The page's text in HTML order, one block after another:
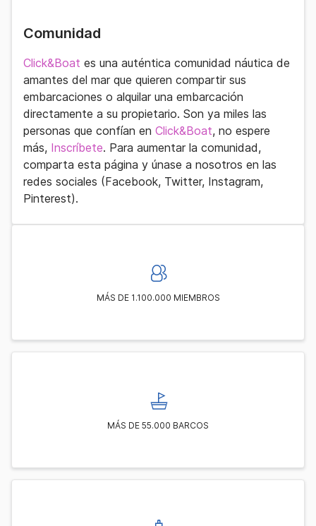
Comunidad
Click&Boat es una auténtica comunidad náutica de
amantes del mar que quieren compartir sus
embarcaciones o alquilar una embarcación
directamente a su propietario. Son ya miles las
personas que confían en Click&Boat, no espere
más, Inscríbete. Para aumentar la comunidad,
comparta esta página y únase a nosotros en las
redes sociales (Facebook, Twitter, Instagram,
Pinterest).
MÁS DE 1.100.000 MIEMBROS
MÁS DE 55.000 BARCOS